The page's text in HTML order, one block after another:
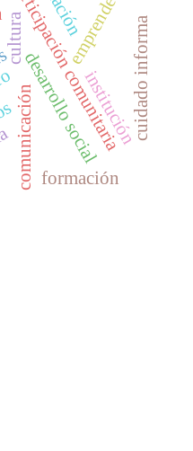
comunicación
cultura
participación comunitaria
desarrollo socialinstitucióncuidado informa
formación